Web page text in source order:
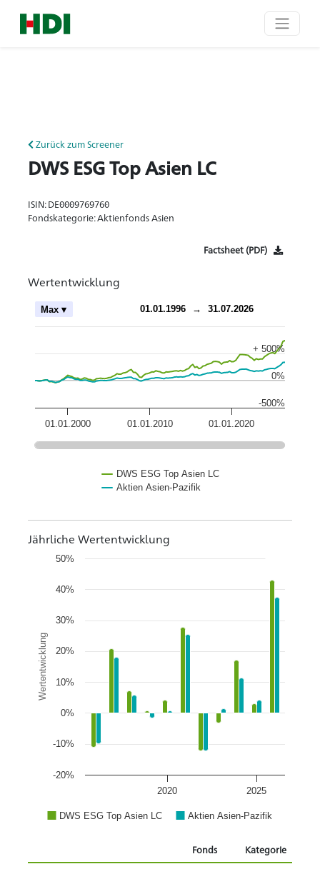
Zurück zum Screener
DWS ESG Top Asien LC
ISIN: DE0009769760
Fondskategorie: Aktienfonds Asien
Factsheet (PDF)
Wertentwicklung
01.01.1996 → 31.07.2026
Max ▾
DWS ESG Top Asien LC
Aktien Asien-Pazifik
01.01.2000 01.01.2010 01.01.2020
0%
+ 500%
-500%
Jährliche Wertentwicklung
Wertentwicklung
DWS ESG Top Asien LC Aktien Asien-Pazifik
2020 2025
-20%
-10%
0%
10%
20%
30%
40%
50%
Fonds Kategorie